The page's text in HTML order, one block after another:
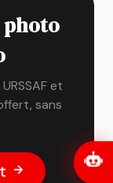
et
sans